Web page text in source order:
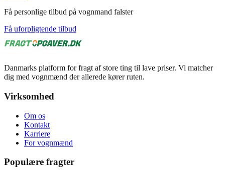
Få personlige tilbud på vognmand falster
Få uforpligtende tilbud
Danmarks platform for fragt af store ting til lave priser. Vi matcher
dig med vognmænd der allerede kører ruten.
Virksomhed
Om os
Kontakt
Karriere
For vognmænd
Populære fragter